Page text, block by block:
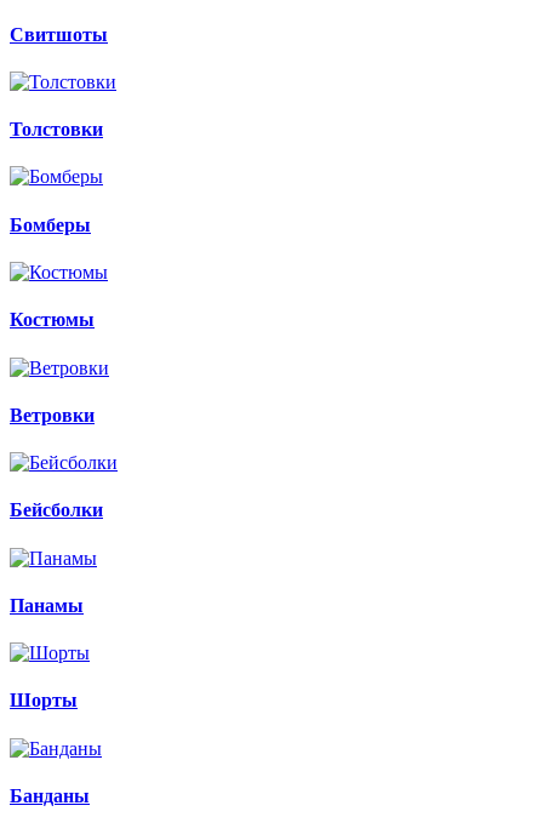
Свитшоты
Толстовки
Бомберы
Костюмы
Ветровки
Бейсболки
Панамы
Шорты
Банданы